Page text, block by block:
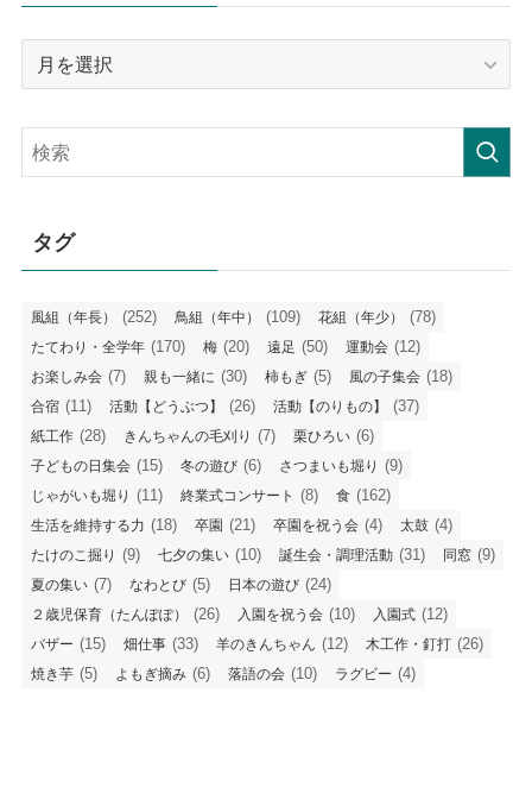
記
事
タグ
風組（年長） (252) 鳥組（年中） (109) 花組（年少） (78)
たてわり・全学年 (170) 梅 (20) 遠足 (50) 運動会 (12)
お楽しみ会 (7) 親も一緒に (30) 柿もぎ (5) 風の子集会 (18)
合宿 (11) 活動【どうぶつ】 (26) 活動【のりもの】 (37)
紙工作 (28) きんちゃんの毛刈り (7) 栗ひろい (6)
子どもの日集会 (15) 冬の遊び (6) さつまいも堀り (9)
じゃがいも堀り (11) 終業式コンサート (8) 食 (162)
生活を維持する力 (18) 卒園 (21) 卒園を祝う会 (4) 太鼓 (4)
たけのこ掘り (9) 七夕の集い (10) 誕生会・調理活動 (31) 同窓 (9)
夏の集い (7) なわとび (5) 日本の遊び (24)
２歳児保育（たんぽぽ） (26) 入園を祝う会 (10) 入園式 (12)
バザー (15) 畑仕事 (33) 羊のきんちゃん (12) 木工作・釘打 (26)
焼き芋 (5) よもぎ摘み (6) 落語の会 (10) ラグビー (4)